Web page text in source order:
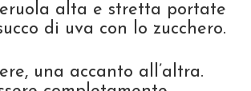
alta e stretta portate
di uva con lo zucchero.
una accanto all’altra.